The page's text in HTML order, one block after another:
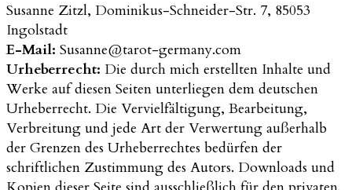
Susanne Zitzl, Dominikus-Schneider-Str. 7, 85053
Ingolstadt
E-Mail: Susanne@tarot-germany.com
Urheberrecht: Die durch mich erstellten Inhalte und
Werke auf diesen Seiten unterliegen dem deutschen
Urheberrecht. Die Vervielfältigung, Bearbeitung,
Verbreitung und jede Art der Verwertung außerhalb
der Grenzen des Urheberrechtes bedürfen der
schriftlichen Zustimmung des Autors. Downloads und